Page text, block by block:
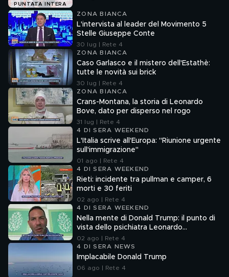
PUNTATA INTERA
ZONA BIANCA
L'intervista al leader del Movimento 5
Stelle Giuseppe Conte
30 lug | Rete 4
ZONA BIANCA
Caso Garlasco e il mistero dell'Estathè:
tutte le novità sui brick
30 lug | Rete 4
ZONA BIANCA
Crans-Montana, la storia di Leonardo
Bove, dato per disperso nel rogo
31 lug | Rete 4
4 DI SERA WEEKEND
L'Italia scrive all'Europa: "Riunione urgente
sull'immigrazione"
01 ago | Rete 4
4 DI SERA WEEKEND
Rieti: incidente tra pullman e camper, 6
morti e 30 feriti
02 ago | Rete 4
4 DI SERA WEEKEND
Nella mente di Donald Trump: il punto di
vista dello psichiatra Leonardo
Mendolicchio
02 ago | Rete 4
4 DI SERA NEWS
Implacabile Donald Trump
06 ago | Rete 4